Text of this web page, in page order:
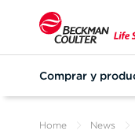
Comprar y
Home News